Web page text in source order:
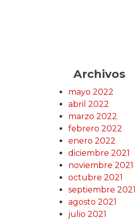
Archivos
mayo 2022
abril 2022
marzo 2022
febrero 2022
enero 2022
diciembre 2021
noviembre 2021
octubre 2021
septiembre 2021
agosto 2021
julio 2021